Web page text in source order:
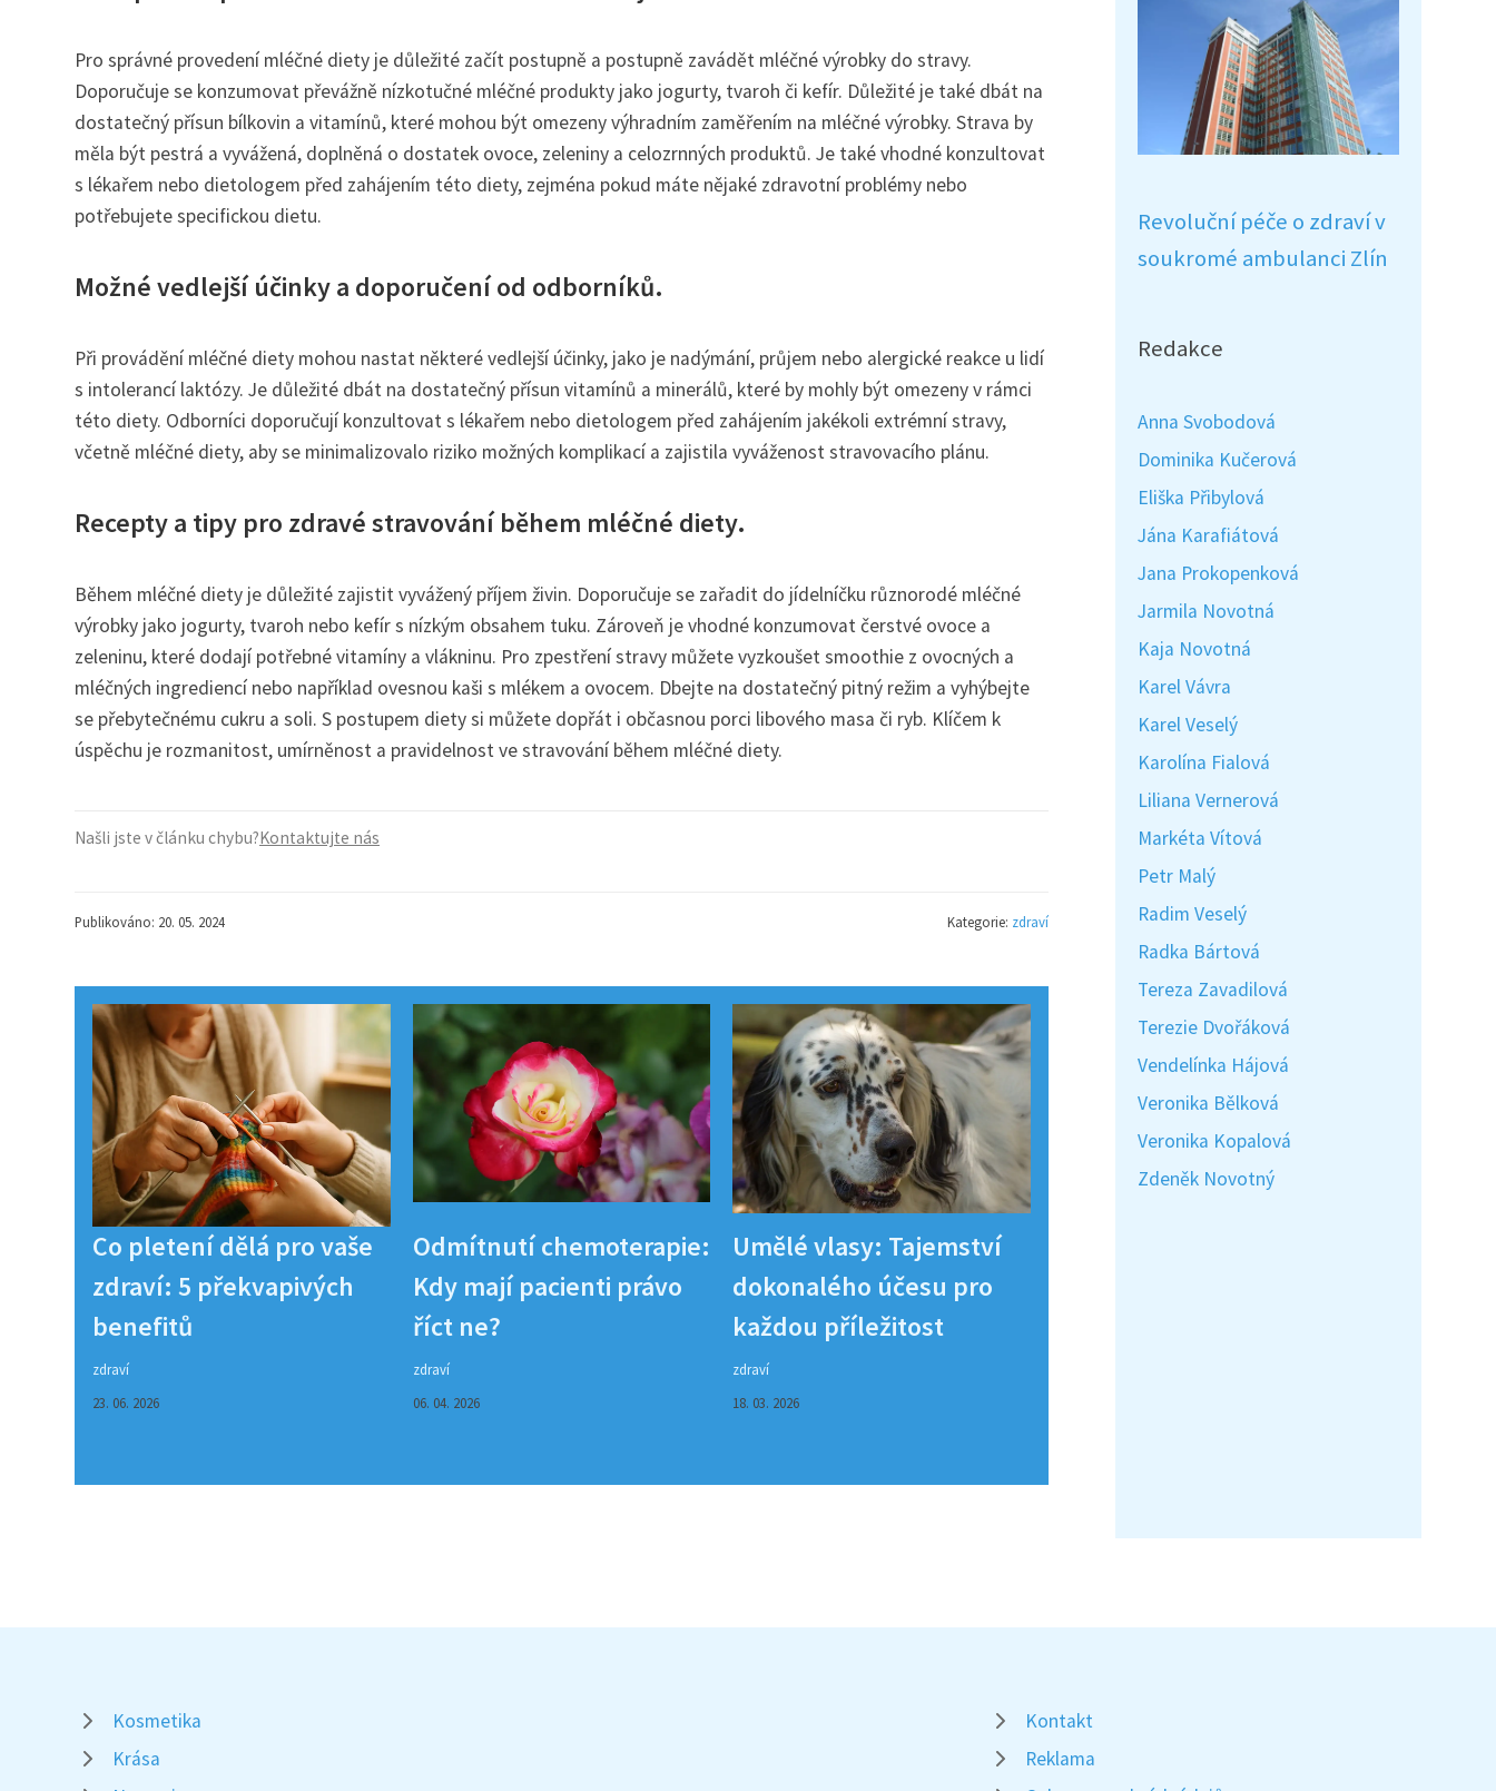
Pro správné provedení mléčné diety je důležité začít postupně a postupně zavádět mléčné výrobky do stravy.
Doporučuje se konzumovat převážně nízkotučné mléčné produkty jako jogurty, tvaroh či kefír. Důležité je také dbát na
dostatečný přísun bílkovin a vitamínů, které mohou být omezeny výhradním zaměřením na mléčné výrobky. Strava by
měla být pestrá a vyvážená, doplněná o dostatek ovoce, zeleniny a celozrnných produktů. Je také vhodné konzultovat
s lékařem nebo dietologem před zahájením této diety, zejména pokud máte nějaké zdravotní problémy nebo
potřebujete specifickou dietu.
Možné vedlejší účinky a doporučení od odborníků.
Při provádění mléčné diety mohou nastat některé vedlejší účinky, jako je nadýmání, průjem nebo alergické reakce u lidí
s intolerancí laktózy. Je důležité dbát na dostatečný přísun vitamínů a minerálů, které by mohly být omezeny v rámci
této diety. Odborníci doporučují konzultovat s lékařem nebo dietologem před zahájením jakékoli extrémní stravy,
včetně mléčné diety, aby se minimalizovalo riziko možných komplikací a zajistila vyváženost stravovacího plánu.
Recepty a tipy pro zdravé stravování během mléčné diety.
Během mléčné diety je důležité zajistit vyvážený příjem živin. Doporučuje se zařadit do jídelníčku různorodé mléčné
výrobky jako jogurty, tvaroh nebo kefír s nízkým obsahem tuku. Zároveň je vhodné konzumovat čerstvé ovoce a
zeleninu, které dodají potřebné vitamíny a vlákninu. Pro zpestření stravy můžete vyzkoušet smoothie z ovocných a
mléčných ingrediencí nebo například ovesnou kaši s mlékem a ovocem. Dbejte na dostatečný pitný režim a vyhýbejte
se přebytečnému cukru a soli. S postupem diety si můžete dopřát i občasnou porci libového masa či ryb. Klíčem k
úspěchu je rozmanitost, umírněnost a pravidelnost ve stravování během mléčné diety.
Našli jste v článku chybu?Kontaktujte nás
Publikováno: 20. 05. 2024 Kategorie: zdraví
Co pletení dělá pro vaše
zdraví: 5 překvapivých
benefitů
zdraví
23. 06. 2026
Odmítnutí chemoterapie:
Kdy mají pacienti právo
říct ne?
zdraví
06. 04. 2026
Umělé vlasy: Tajemství
dokonalého účesu pro
každou příležitost
zdraví
18. 03. 2026
Revoluční péče o zdraví v
soukromé ambulanci Zlín
Redakce
Anna Svobodová
Dominika Kučerová
Eliška Přibylová
Jána Karafiátová
Jana Prokopenková
Jarmila Novotná
Kaja Novotná
Karel Vávra
Karel Veselý
Karolína Fialová
Liliana Vernerová
Markéta Vítová
Petr Malý
Radim Veselý
Radka Bártová
Tereza Zavadilová
Terezie Dvořáková
Vendelínka Hájová
Veronika Bělková
Veronika Kopalová
Zdeněk Novotný
Kosmetika
Krása
Kontakt
Reklama